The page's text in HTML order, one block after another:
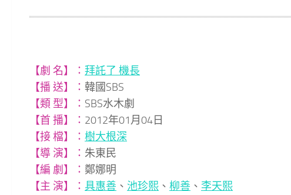
【劇 名】： 拜託了 機長
【播 送】： 韓國SBS
【類 型】： SBS水木劇
【首 播】： 2012年01月04日
【接 檔】： 樹大根深
【導 演】： 朱東民
【編 劇】： 鄭娜明
【主 演】： 具惠善 、 池珍熙 、 柳善 、 李天熙